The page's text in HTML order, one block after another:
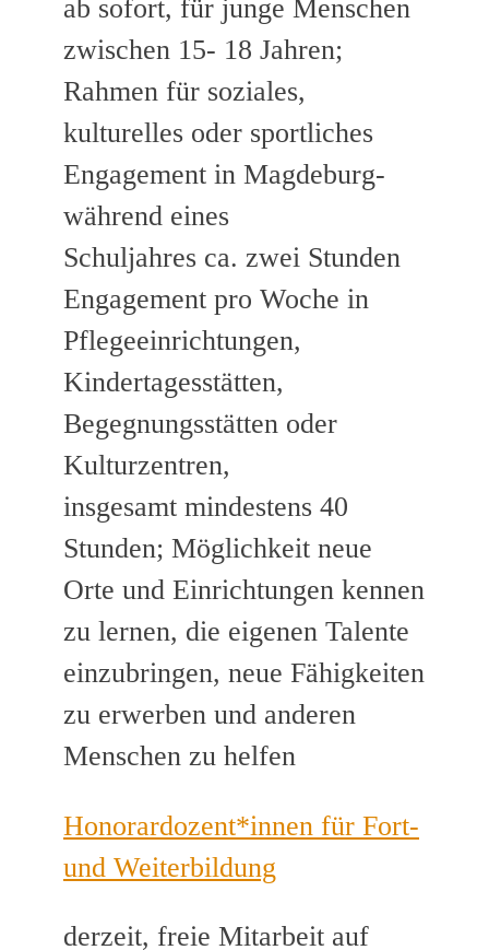
ab sofort, für junge Menschen
zwischen 15- 18 Jahren;
Rahmen für soziales,
kulturelles oder sportliches
Engagement in Magdeburg-
während eines
Schuljahres ca. zwei Stunden
Engagement pro Woche in
Pflegeeinrichtungen,
Kindertagesstätten,
Begegnungsstätten oder
Kulturzentren,
insgesamt mindestens 40
Stunden; Möglichkeit neue
Orte und Einrichtungen kennen
zu lernen, die eigenen Talente
einzubringen, neue Fähigkeiten
zu erwerben und anderen
Menschen zu helfen
Honorardozent*innen für Fort-
und Weiterbildung
derzeit, freie Mitarbeit auf